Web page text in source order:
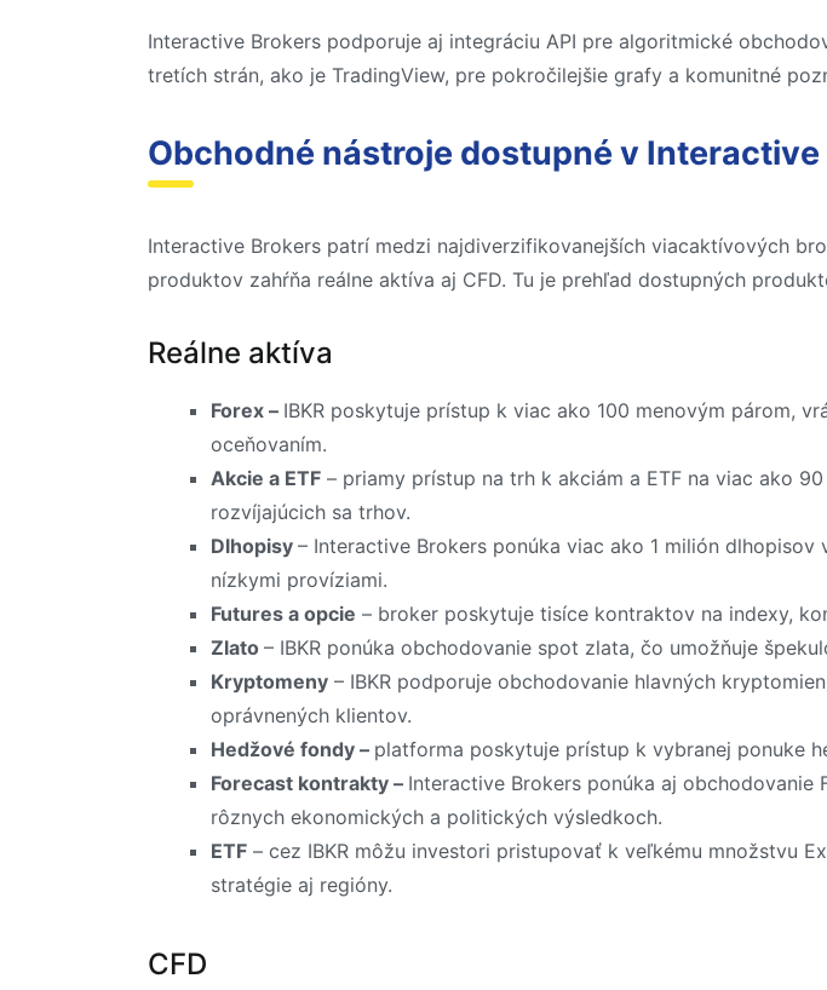
Interactive Brokers podporuje aj integráciu API pre algoritmické
tretích strán, ako je TradingView, pre pokročilejšie grafy a komunitné
Obchodné nástroje dostupné v Interactive
Interactive Brokers patrí medzi najdiverzifikovanejších viacaktívových
produktov zahŕňa reálne aktíva aj CFD. Tu je prehľad dostupných
Reálne aktíva
Forex – IBKR poskytuje prístup k viac ako 100 menovým párom,
oceňovaním.
Akcie a ETF – priamy prístup na trh k akciám a ETF na viac ako
rozvíjajúcich sa trhov.
Dlhopisy – Interactive Brokers ponúka viac ako 1 milión
nízkymi províziami.
Futures a opcie – broker poskytuje tisíce kontraktov na indexy,
Zlato – IBKR ponúka obchodovanie spot zlata, čo umožňuje
Kryptomeny – IBKR podporuje obchodovanie hlavných
oprávnených klientov.
Hedžové fondy – platforma poskytuje prístup k vybranej ponuke
Forecast kontrakty – Interactive Brokers ponúka aj
rôznych ekonomických a politických výsledkoch.
ETF – cez IBKR môžu investori pristupovať k veľkému množstvu
stratégie aj regióny.
CFD